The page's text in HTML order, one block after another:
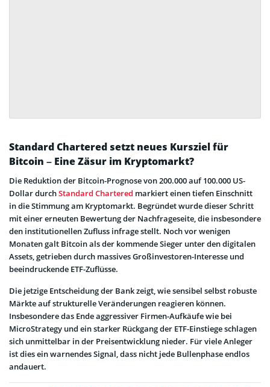
Standard Chartered setzt neues Kursziel für
Bitcoin – Eine Zäsur im Kryptomarkt?
Die Reduktion der Bitcoin-Prognose von 200.000 auf 100.000 US-
Dollar durchStandard Chartered markiert einen tiefen Einschnitt
in die Stimmung am Kryptomarkt. Begründet wurde dieser Schritt
mit einer erneuten Bewertung der Nachfrageseite, die insbesondere
den institutionellen Zufluss infrage stellt. Noch vor wenigen
Monaten galt Bitcoin als der kommende Sieger unter den digitalen
Assets, getrieben durch massives Großinvestoren-Interesse und
beeindruckende ETF-Zuflüsse.
Die jetzige Entscheidung der Bank zeigt, wie sensibel selbst robuste
Märkte auf strukturelle Veränderungen reagieren können.
Insbesondere das Ende aggressiver Firmen-Aufkäufe wie bei
MicroStrategy und ein starker Rückgang der ETF-Einstiege schlagen
sich unmittelbar in der Preisentwicklung nieder. Für viele Anleger
ist dies ein warnendes Signal, dass nicht jede Bullenphase endlos
andauert.